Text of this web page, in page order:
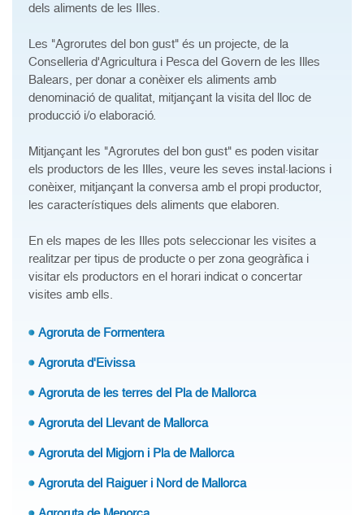
dels aliments de les Illes.
Les "Agrorutes del bon gust" és un projecte, de la
Conselleria d'Agricultura i Pesca del Govern de les Illes
Balears, per donar a conèixer els aliments amb
denominació de qualitat, mitjançant la visita del lloc de
producció i/o elaboració.
Mitjançant les "Agrorutes del bon gust" es poden visitar
els productors de les Illes, veure les seves instal·lacions i
conèixer, mitjançant la conversa amb el propi productor,
les característiques dels aliments que elaboren.
En els mapes de les Illes pots seleccionar les visites a
realitzar per tipus de producte o per zona geogràfica i
visitar els productors en el horari indicat o concertar
visites amb ells.
Agroruta de Formentera
Agroruta d'Eivissa
Agroruta de les terres del Pla de Mallorca
Agroruta del Llevant de Mallorca
Agroruta del Migjorn i Pla de Mallorca
Agroruta del Raiguer i Nord de Mallorca